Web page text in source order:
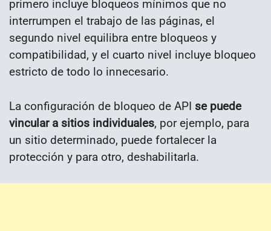
primero incluye bloqueos mínimos que no
interrumpen el trabajo de las páginas, el
segundo nivel equilibra entre bloqueos y
compatibilidad, y el cuarto nivel incluye bloqueo
estricto de todo lo innecesario.
La configuración de bloqueo de API se puede
vincular a sitios individuales, por ejemplo, para
un sitio determinado, puede fortalecer la
protección y para otro, deshabilitarla.